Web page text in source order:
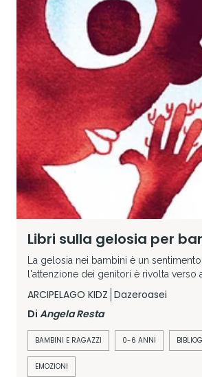
Libri sulla gelosia per
La gelosia nei bambini è un
l'attenzione dei genitori è rivolta verso
ARCIPELAGO KIDZ Dazeroasei
Di Angela Resta
BAMBINI E RAGAZZI 0-6 ANNI
EMOZIONI